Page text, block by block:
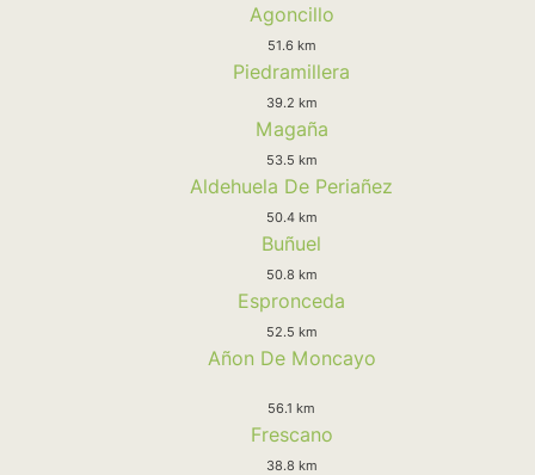
Agoncillo
51.6 km
Piedramillera
39.2 km
Magaña
53.5 km
Aldehuela De Periañez
50.4 km
Buñuel
50.8 km
Espronceda
52.5 km
Añon De Moncayo
56.1 km
Frescano
38.8 km